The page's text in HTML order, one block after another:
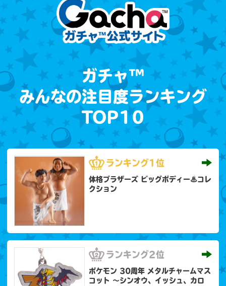
ガチャ™
みんなの注目度ランキング
TOP10
ランキング1位
体格ブラザーズ ビッグボディー♨コレ
クション
ランキング2位
ポケモン 30周年 メタルチャームマス
コット 〜シンオウ、イッシュ、カロ